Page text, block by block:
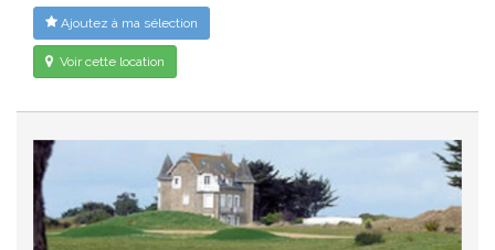
Ajoutez à ma sélection
Voir cette location